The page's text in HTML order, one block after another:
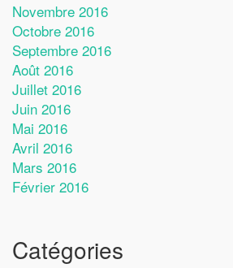
Novembre 2016
Octobre 2016
Septembre 2016
Août 2016
Juillet 2016
Juin 2016
Mai 2016
Avril 2016
Mars 2016
Février 2016
Catégories